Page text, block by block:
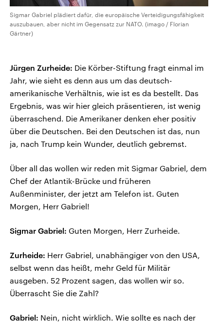
Sigmar Gabriel plädiert dafür, die europäische Verteidigungsfähigkeit
auszubauen, aber nicht im Gegensatz zur NATO. (imago / Florian
Gärtner)
Jürgen Zurheide: Die Körber-Stiftung fragt einmal im
Jahr, wie sieht es denn aus um das deutsch-
amerikanische Verhältnis, wie ist es da bestellt. Das
Ergebnis, was wir hier gleich präsentieren, ist wenig
überraschend. Die Amerikaner denken eher positiv
über die Deutschen. Bei den Deutschen ist das, nun
ja, nach Trump kein Wunder, deutlich gebremst.
Über all das wollen wir reden mit Sigmar Gabriel, dem
Chef der Atlantik-Brücke und früheren
Außenminister, der jetzt am Telefon ist. Guten
Morgen, Herr Gabriel!
Sigmar Gabriel: Guten Morgen, Herr Zurheide.
Zurheide: Herr Gabriel, unabhängiger von den USA,
selbst wenn das heißt, mehr Geld für Militär
ausgeben. 52 Prozent sagen, das wollen wir so.
Überrascht Sie die Zahl?
Gabriel: Nein, nicht wirklich. Wie sollte es nach der